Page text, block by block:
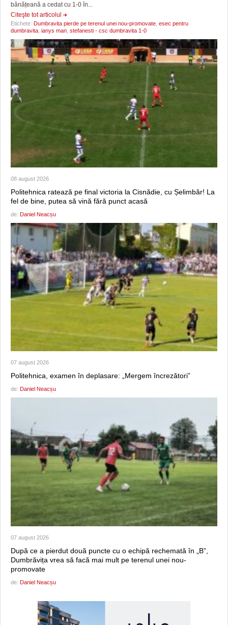
bănățeană a cedat cu 1-0 în...
Citeşte tot articolul
Etichete: Dumbravita pierde pe terenul unei nou-promovate esec pentru
dumbravita ianys man stefanesti - csc dumbravita 1-0
08 august 2026
Politehnica ratează pe final victoria la Cisnădie, cu Șelimbăr! La
fel de bine, putea să vină fără punct acasă
de: Daniel Neacșu
07 august 2026
Politehnica, examen în deplasare: „Mergem încrezători”
de: Daniel Neacșu
07 august 2026
După ce a pierdut două puncte cu o echipă rechemată în „B”,
Dumbrăvița vrea să facă mai mult pe terenul unei nou-
promovate
de: Daniel Neacșu